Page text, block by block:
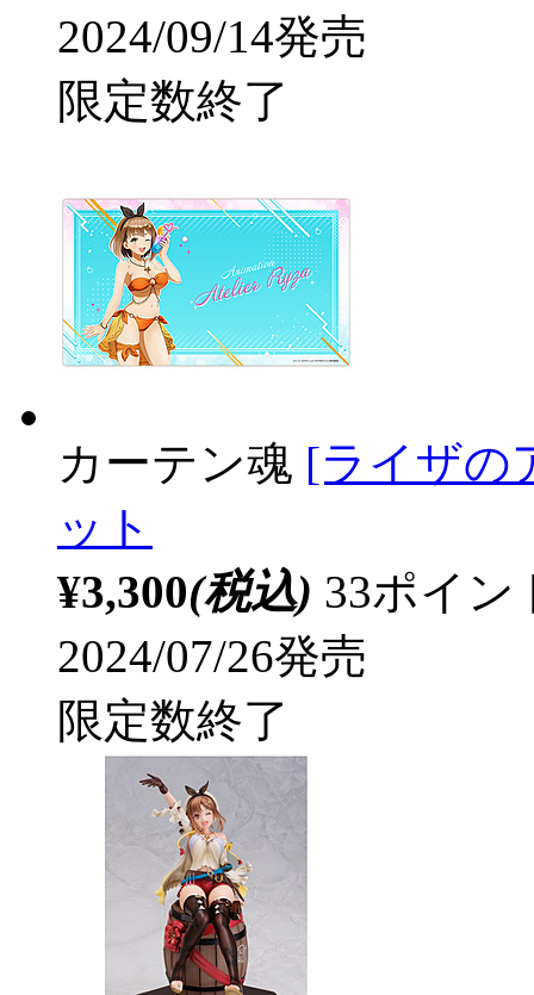
2024/09/14発売
限定数終了
カーテン魂 [ライザの
ット
¥3,300(税込) 33ポイ
2024/07/26発売
限定数終了